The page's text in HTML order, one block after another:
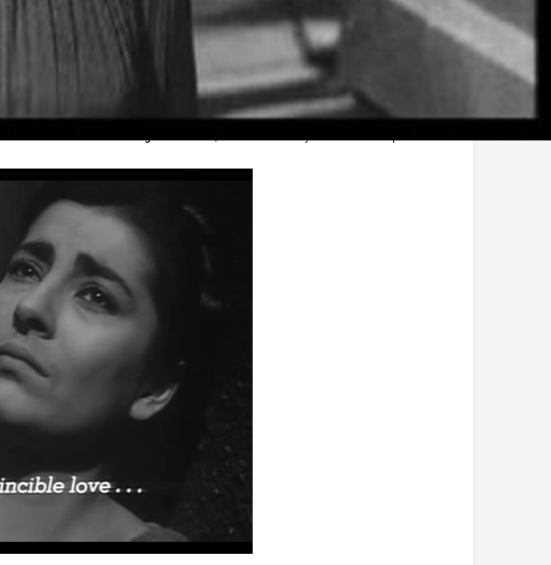
Logos aux variations sur Antigone
de tisser des liens ( « lien » ou une des nombreuses définitions de la notion
divergences. Nous ne partirons pas du texte originel ou des versions ultérieures de la